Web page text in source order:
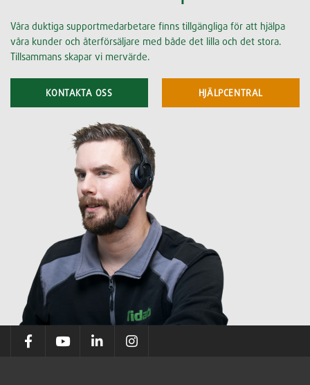
Våra duktiga supportmedarbetare finns tillgängliga för att hjälpa
våra kunder och återförsäljare med både det lilla och det stora.
Tillsammans skapar vi mervärde.
KONTAKTA OSS HJÄLPCENTRAL